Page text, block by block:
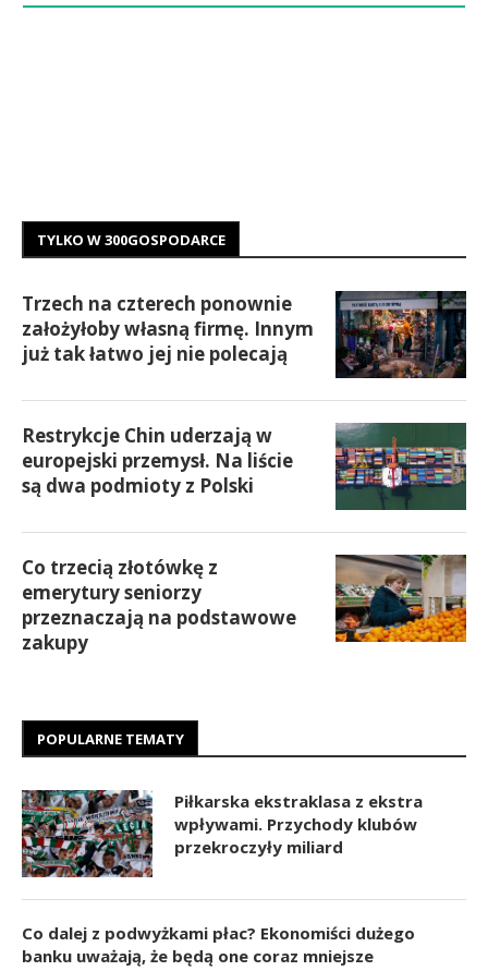
TYLKO W 300GOSPODARCE
Trzech na czterech ponownie
założyłoby własną firmę. Innym
już tak łatwo jej nie polecają
Restrykcje Chin uderzają w
europejski przemysł. Na liście
są dwa podmioty z Polski
Co trzecią złotówkę z
emerytury seniorzy
przeznaczają na podstawowe
zakupy
POPULARNE TEMATY
Piłkarska ekstraklasa z ekstra
wpływami. Przychody klubów
przekroczyły miliard
Co dalej z podwyżkami płac? Ekonomiści dużego
banku uważają, że będą one coraz mniejsze